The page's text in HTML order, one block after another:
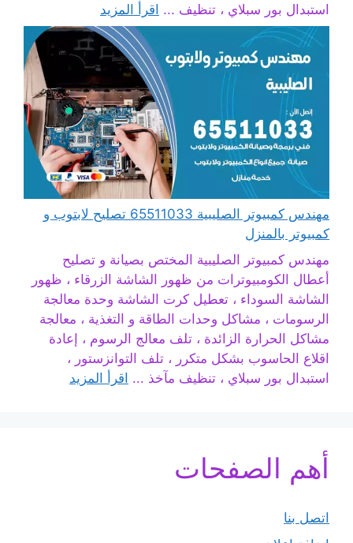
استبدال بور سبلاي ، تنظيف ... اقرأ المزيد
مهندس كمبيوتر الصليبية 65511033 تصليح لابتوب و
كمبيوتر بالمنزل
مهندس كمبيوتر الصليبية المختص بصيانة و تصليح
أعطال الكومبيوترات من ظهور الشاشة الزرقاء ، ظهور
الشاشة السوداء ، تعطيل كرت الشاشة وحدة معالجة
الرسومات ، مشاكل وحدات الطاقة و التغذية ، معالجة
مشاكل الحرارة الزائدة ، تلف معالج الرسوم ، إعادة
اقلاع الحاسوب بشكل متكرر ، تلف التوانزستور ،
استبدال بور سبلاي ، تنظيف مآخذ ... اقرأ المزيد
أهم الصفحات
اتصل بنا